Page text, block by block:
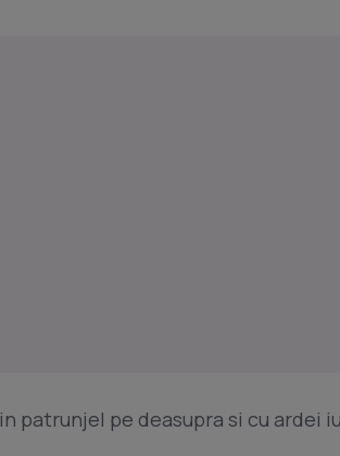
patrunjel pe deasupra si cu ardei